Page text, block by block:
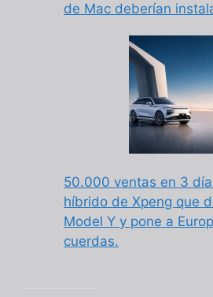
de Mac deberían
50.000 ventas en 3
híbrido de Xpeng que
Model Y y pone a
cuerdas.